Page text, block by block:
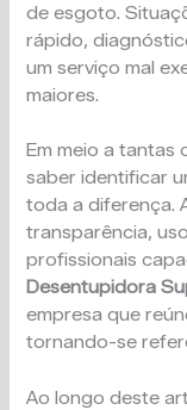
de esgoto.
rápido,
um serviço mal
maiores.
Em meio a tantas
saber identificar
toda a diferença.
transparência,
profissionais
Desentupidora
empresa que
tornando-se
Ao longo deste